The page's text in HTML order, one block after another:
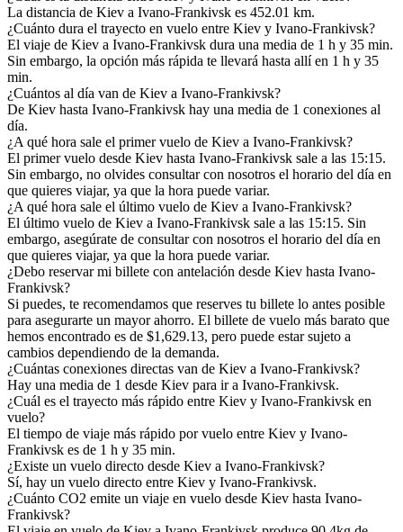
La distancia de Kiev a Ivano-Frankivsk es 452.01 km.
¿Cuánto dura el trayecto en vuelo entre Kiev y Ivano-Frankivsk?
El viaje de Kiev a Ivano-Frankivsk dura una media de 1 h y 35 min.
Sin embargo, la opción más rápida te llevará hasta allí en 1 h y 35
min.
¿Cuántos al día van de Kiev a Ivano-Frankivsk?
De Kiev hasta Ivano-Frankivsk hay una media de 1 conexiones al
día.
¿A qué hora sale el primer vuelo de Kiev a Ivano-Frankivsk?
El primer vuelo desde Kiev hasta Ivano-Frankivsk sale a las 15:15.
Sin embargo, no olvides consultar con nosotros el horario del día en
que quieres viajar, ya que la hora puede variar.
¿A qué hora sale el último vuelo de Kiev a Ivano-Frankivsk?
El último vuelo de Kiev a Ivano-Frankivsk sale a las 15:15. Sin
embargo, asegúrate de consultar con nosotros el horario del día en
que quieres viajar, ya que la hora puede variar.
¿Debo reservar mi billete con antelación desde Kiev hasta Ivano-
Frankivsk?
Si puedes, te recomendamos que reserves tu billete lo antes posible
para asegurarte un mayor ahorro. El billete de vuelo más barato que
hemos encontrado es de $1,629.13, pero puede estar sujeto a
cambios dependiendo de la demanda.
¿Cuántas conexiones directas van de Kiev a Ivano-Frankivsk?
Hay una media de 1 desde Kiev para ir a Ivano-Frankivsk.
¿Cuál es el trayecto más rápido entre Kiev y Ivano-Frankivsk en
vuelo?
El tiempo de viaje más rápido por vuelo entre Kiev y Ivano-
Frankivsk es de 1 h y 35 min.
¿Existe un vuelo directo desde Kiev a Ivano-Frankivsk?
Sí, hay un vuelo directo entre Kiev y Ivano-Frankivsk.
¿Cuánto CO2 emite un viaje en vuelo desde Kiev hasta Ivano-
Frankivsk?